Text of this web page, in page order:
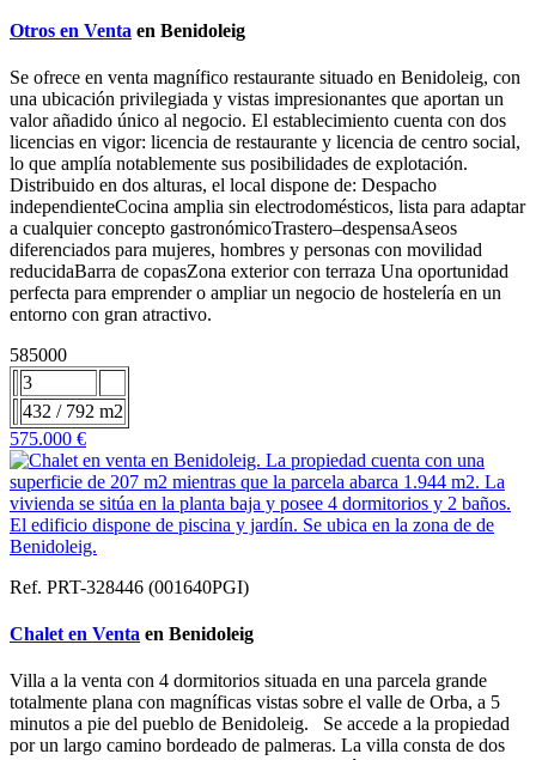
Otros en Venta en Benidoleig
Se ofrece en venta magnífico restaurante situado en Benidoleig, con
una ubicación privilegiada y vistas impresionantes que aportan un
valor añadido único al negocio. El establecimiento cuenta con dos
licencias en vigor: licencia de restaurante y licencia de centro social,
lo que amplía notablemente sus posibilidades de explotación.
Distribuido en dos alturas, el local dispone de: Despacho
independienteCocina amplia sin electrodomésticos, lista para adaptar
a cualquier concepto gastronómicoTrastero–despensaAseos
diferenciados para mujeres, hombres y personas con movilidad
reducidaBarra de copasZona exterior con terraza Una oportunidad
perfecta para emprender o ampliar un negocio de hostelería en un
entorno con gran atractivo.
585000
3
432 / 792 m2
575.000 €
Ref. PRT-328446 (001640PGI)
Chalet en Venta en Benidoleig
Villa a la venta con 4 dormitorios situada en una parcela grande
totalmente plana con magníficas vistas sobre el valle de Orba, a 5
minutos a pie del pueblo de Benidoleig. Se accede a la propiedad
por un largo camino bordeado de palmeras. La villa consta de dos